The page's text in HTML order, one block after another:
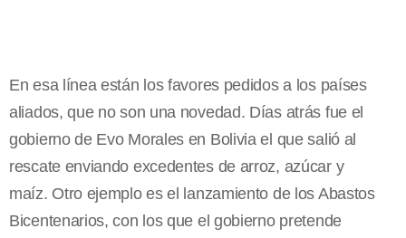
En esa línea están los favores pedidos a los países
aliados, que no son una novedad. Días atrás fue el
gobierno de Evo Morales en Bolivia el que salió al
rescate enviando excedentes de arroz, azúcar y
maíz. Otro ejemplo es el lanzamiento de los Abastos
Bicentenarios, con los que el gobierno pretende